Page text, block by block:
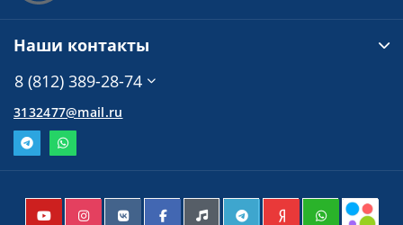
Наши контакты
8 (812) 389-28-74
3132477@mail.ru